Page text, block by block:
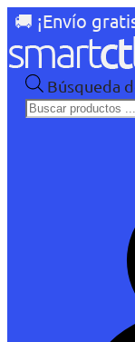
🚚 ¡Envío
Búsqueda